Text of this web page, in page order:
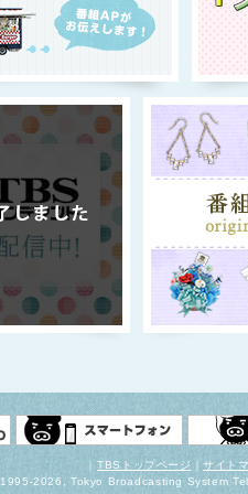
｜TBSトップページ ｜サイト
1995-2026, Tokyo Broadcasting System